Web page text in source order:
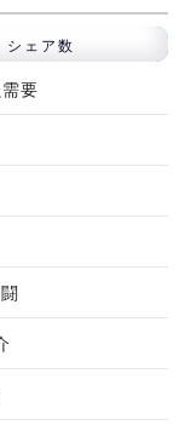
シェア数
要